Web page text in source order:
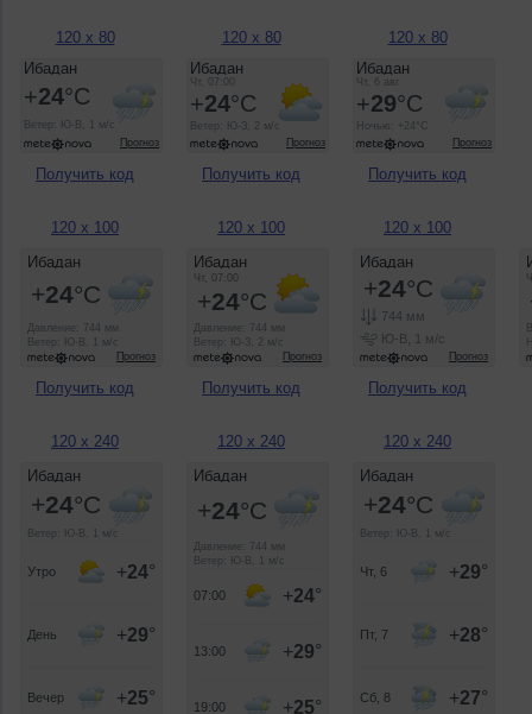
120 x 80
Получить код
120 x 80
Получить код
120 x 80
Получить код
120 x 100
Получить код
120 x 100
Получить код
120 x 100
Получить код
120 x 240 120 x 240 120 x 240